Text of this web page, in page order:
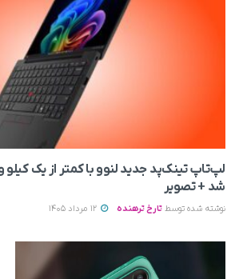
لپ‌تاپ تینک‌پد جدید لنوو با کمتر از یک کیلو
شد + تصویر
نوشته شده توسط تارخ ترهنده